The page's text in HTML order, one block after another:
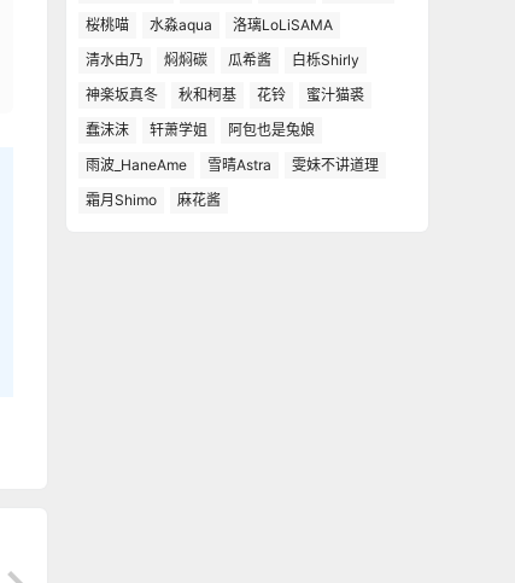
桜桃喵
水淼aqua
洛璃LoLiSAMA
清水由乃
焖焖碳 瓜希酱
白栎Shirly
神楽坂真冬
秋和柯基 花铃
蜜汁猫裘
蠢沫沫
轩萧学姐
阿包也是兔娘
雨波_HaneAme
雪晴Astra
雯妹不讲道理
霜月Shimo
麻花酱